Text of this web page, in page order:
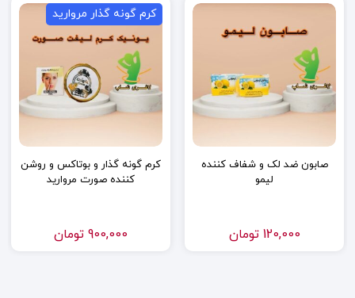
صابون ضد لک و شفاف کننده
لیمو
120,000 تومان
کرم گونه گذار مروارید
کرم گونه گذار و بوتاکس و روشن
کننده صورت مروارید
900,000 تومان